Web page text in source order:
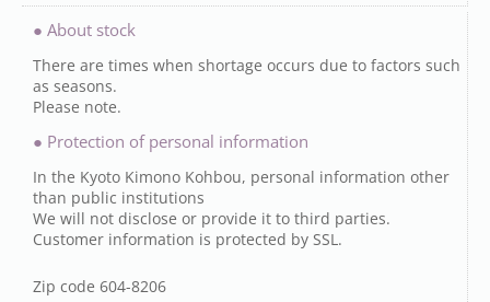
● About stock
There are times when shortage occurs due to factors such
as seasons.
Please note.
● Protection of personal information
In the Kyoto Kimono Kohbou, personal information other
than public institutions
We will not disclose or provide it to third parties.
Customer information is protected by SSL.
Zip code 604-8206